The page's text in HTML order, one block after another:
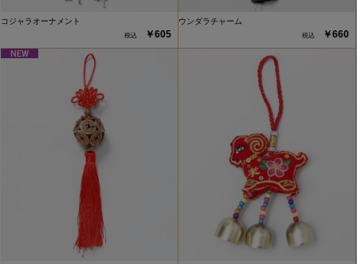
コジャラオーナメント
￥605
ウンダラチャーム
￥660